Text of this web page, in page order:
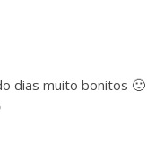
dias muito bonitos 🙂